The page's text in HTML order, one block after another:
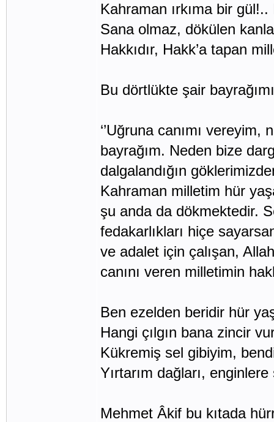
Kahraman ırkıma bir
Sana olmaz, dökülen
Hakkıdır, Hakk’a tapan
Bu dörtlükte şair
‘’Uğruna canımı
bayrağım. Neden bize
dalgalandığın
Kahraman milletim hür
şu anda da dökmektedir.
fedakarlıkları hiçe
ve adalet için çalışan,
canını veren milletimin
Ben ezelden beridir hür
Hangi çılgın bana zincir
Kükremiş sel gibiyim,
Yırtarım dağları,
Mehmet Âkif bu kıtada